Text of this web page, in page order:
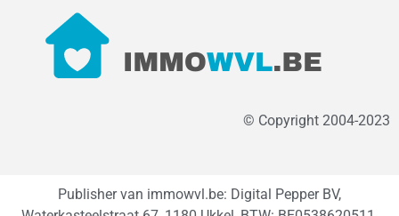
© Copyright 2004-2023
Publisher van immowvl.be: Digital Pepper BV,